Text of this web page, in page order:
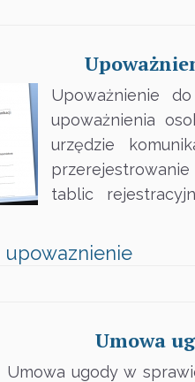
Upoważnienie
upoważnienia
urzędzie
przerejestrowanie
tablic
upowaznienie
Umowa
Umowa ugody w